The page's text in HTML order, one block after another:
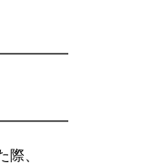
際、